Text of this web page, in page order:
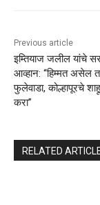
Previous article
इम्तियाज जलील यांचे
आव्हान: “हिम्मत असेल
फुलेवाडा, कोल्हापूरचे
करा”
RELATED